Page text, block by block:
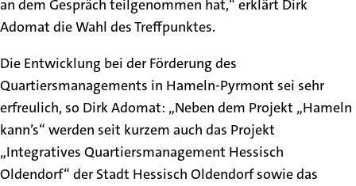
an dem Gespräch teilgenommen hat,“ erklärt Dirk
Adomat die Wahl des Treffpunktes.
Die Entwicklung bei der Förderung des
Quartiersmanagements in Hameln-Pyrmont sei sehr
erfreulich, so Dirk Adomat: „Neben dem Projekt „Hameln
kann’s“ werden seit kurzem auch das Projekt
„Integratives Quartiersmanagement Hessisch
Oldendorf“ der Stadt Hessisch Oldendorf sowie das